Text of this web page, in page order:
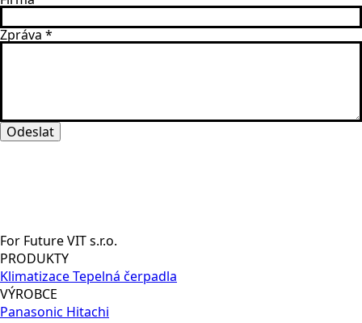
Zpráva *
Odeslat
For Future VIT s.r.o.
PRODUKTY
KlimatizaceTepelná čerpadla
VÝROBCE
Panasonic Hitachi